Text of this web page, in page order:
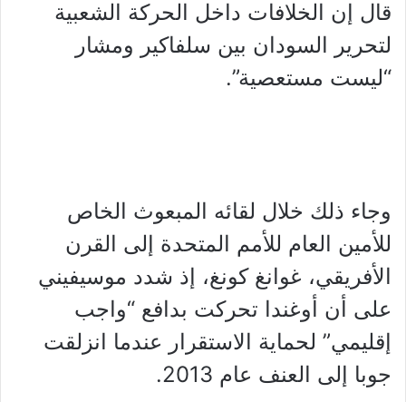
قال إن الخلافات داخل الحركة الشعبية
لتحرير السودان بين سلفاكير ومشار
“ليست مستعصية”.
وجاء ذلك خلال لقائه المبعوث الخاص
للأمين العام للأمم المتحدة إلى القرن
الأفريقي، غوانغ كونغ، إذ شدد موسيفيني
على أن أوغندا تحركت بدافع “واجب
إقليمي” لحماية الاستقرار عندما انزلقت
جوبا إلى العنف عام 2013.